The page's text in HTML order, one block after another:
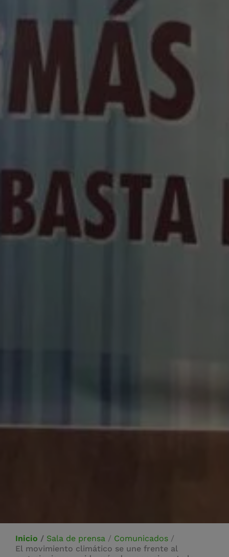
Inicio / Sala de prensa / Comunicados /
El movimiento climático se une frente al